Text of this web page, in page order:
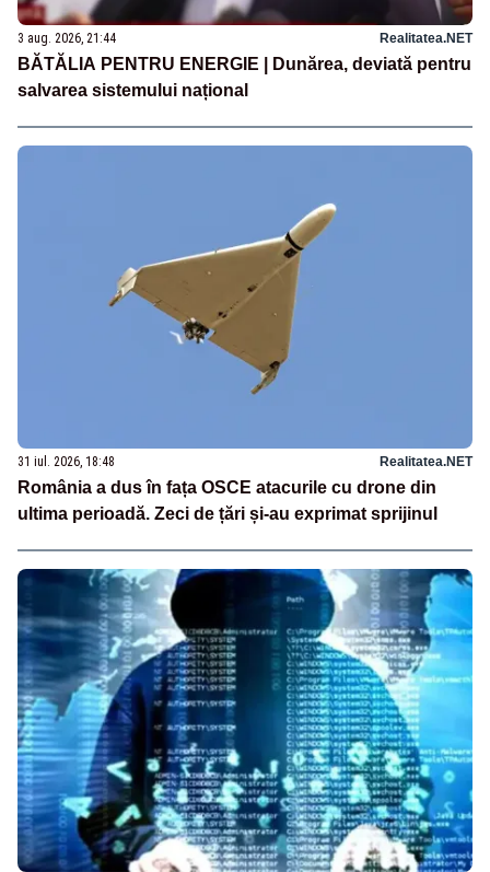
3 aug. 2026, 21:44 Realitatea.NET
BĂTĂLIA PENTRU ENERGIE | Dunărea, deviată pentru
salvarea sistemului național
31 iul. 2026, 18:48 Realitatea.NET
România a dus în fața OSCE atacurile cu drone din
ultima perioadă. Zeci de țări și-au exprimat sprijinul